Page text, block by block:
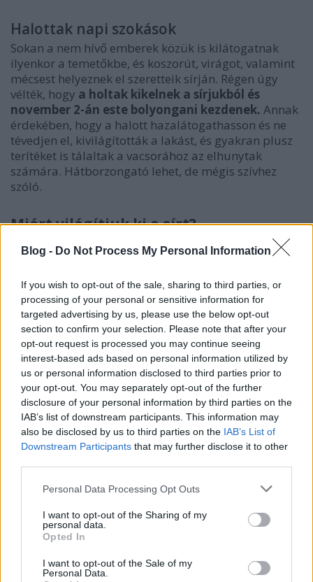
Blog - Do Not Process My Personal Information
If you wish to opt-out of the sale, sharing to third parties, or
processing of your personal or sensitive information for
targeted advertising by us, please use the below opt-out
section to confirm your selection. Please note that after your
opt-out request is processed you may continue seeing
interest-based ads based on personal information utilized by
us or personal information disclosed to third parties prior to
your opt-out. You may separately opt-out of the further
disclosure of your personal information by third parties on the
IAB’s list of downstream participants. This information may
also be disclosed by us to third parties on the IAB’s List of
Downstream Participants that may further disclose it to other
Please note that this website/app uses one or more Google
not limited to your visit or usage behaviour. You may click to
grant or deny consent to Google and its third-party tags to
use your data for below specified purposes in below Google
consent section.
Personal Data Processing Opt Outs
I want to opt-out of the Sharing of my
personal data.
Opted In
I want to opt-out of the Sale of my
Personal Data.
Halottak napi szokások
Sokan a nem hívő emberek közük is kilátogatnak
ilyenkor a temetőkbe, és koszorút, virágot, valamint
mécsest helyeznek el szeretteik sírján. Régen úgy
vélték, hogy a holtak kikelnek a sírjukból és
november 2-án este bolyongani kezdenek. Annak
érdekében, hogy a halott hazalátogathasson és ne
tévedjen el, kivilágították a lakást, és gyakran plusz
terítéket is tálaltak a vacsorához az elhunytak
számára. Hátborzongató lehet, de mégis szívhez
szóló.
Miért világítjuk ki a sírt?
Több elmélet is van erre vonatkozóan. Az egyik
szokás szerint a hazalátogató halottak számára
hogy visszatérjenek oda, a szeretteik meglátogatása
után. A másik teória szerint az volt a cél, hogyne is
hagyják el a megboldogultak a végleges
lakhelyüket.